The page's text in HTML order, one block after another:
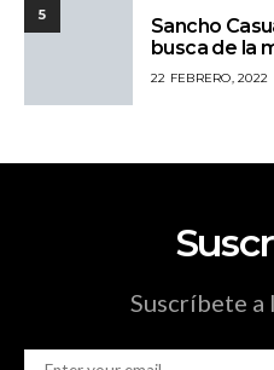
5
Sancho
busca de la
22 FEBRERO, 2022
Suscríbete